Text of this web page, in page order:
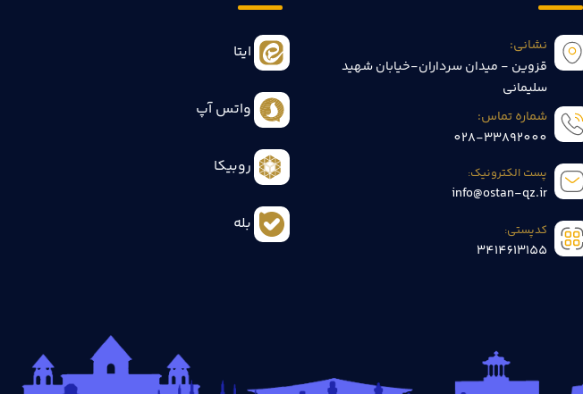
نشانی:
قزوین - میدان سرداران-خیابان شهید
سلیمانی
شماره تماس:
028-33892000
پست الکترونیک:
info@ostan-qz.ir
کدپستی:
3414613155
ایتا
واتس آپ
روبیکا
بله